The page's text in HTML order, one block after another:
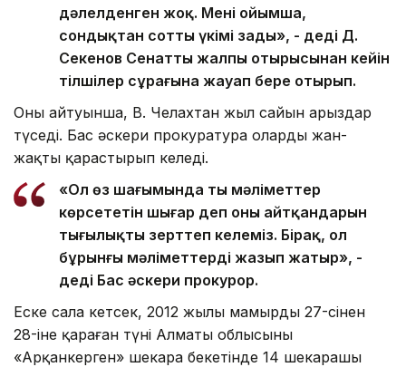
дәлелденген жоқ. Менің ойымша,
сондықтан соттың үкімі заңды», - деді Д.
Секенов Сенаттың жалпы отырысынан кейін
тілшілер сұрағына жауап бере отырып.
Оның айтуынша, В. Челахтан жыл сайын арыздар
түседі. Бас әскери прокуратура оларды жан-
жақты қарастырып келеді.
«Ол өз шағымында тың мәліметтер
көрсететін шығар деп оның айтқандарын
тыңғылықты зерттеп келеміз. Бірақ, ол
бұрынғы мәліметтерді жазып жатыр», -
деді Бас әскери прокурор.
Еске сала кетсек, 2012 жылы мамырдың 27-сінен
28-іне қараған түні Алматы облысының
«Арқанкерген» шекара бекетінде 14 шекарашы